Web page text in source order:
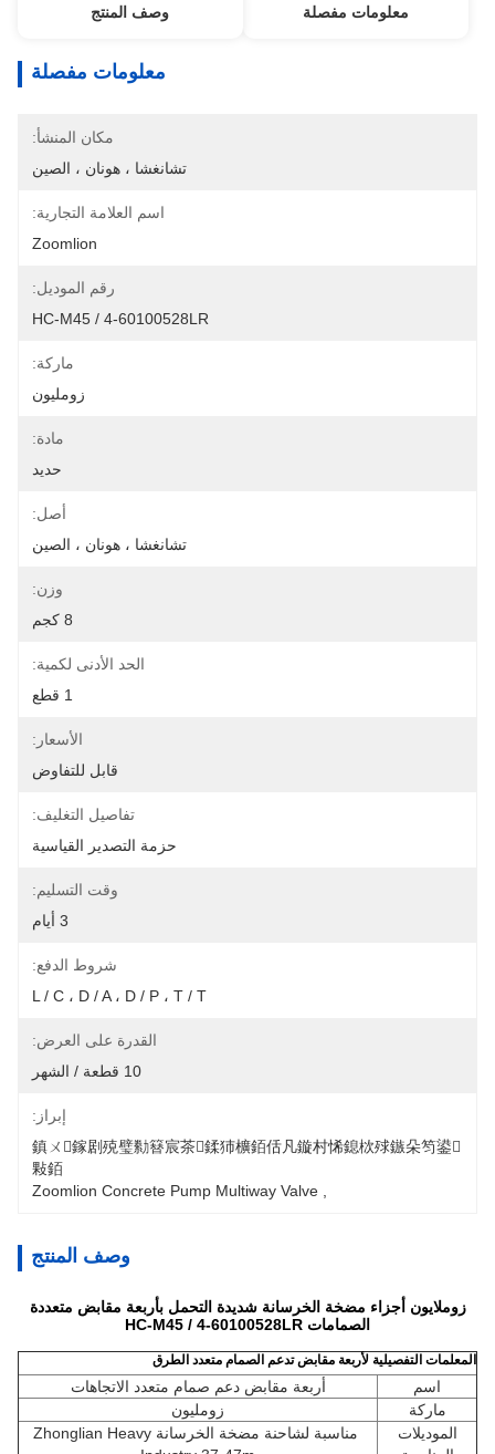
معلومات مفصلة وصف المنتج
معلومات مفصلة
مكان المنشأ:
تشانغشا ، هونان ، الصين
اسم العلامة التجارية:
Zoomlion
رقم الموديل:
HC-M45 / 4-60100528LR
ماركة:
زومليون
مادة:
حديد
أصل:
تشانغشا ، هونان ، الصين
وزن:
8 كجم
الحد الأدنى لكمية:
1 قطع
الأسعار:
قابل للتفاوض
تفاصيل التغليف:
حزمة التصدير القياسية
وقت التسليم:
3 أيام
شروط الدفع:
L / C ، D / A ، D / P ، T / T
القدرة على العرض:
10 قطعة / الشهر
إبراز:
鎮ㄨ鎵剧殑璧勬簮宸茶鍒犻櫎銆佸凡鏇村悕鎴栨殏鏃朵笉鍙
敤銆
Zoomlion Concrete Pump Multiway Valve
وصف المنتج
زوملايون أجزاء مضخة الخرسانة شديدة التحمل بأربعة مقابض متعددة
الصمامات HC-M45 / 4-60100528LR
المعلمات التفصيلية لأربعة مقابض تدعم الصمام متعدد الطرق
اسم
أربعة مقابض دعم صمام متعدد الاتجاهات
ماركة
زومليون
الموديلات
مناسبة لشاحنة مضخة الخرسانة Zhonglian Heavy